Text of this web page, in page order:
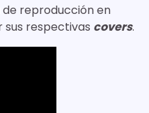
reproducción en
respectivas covers.